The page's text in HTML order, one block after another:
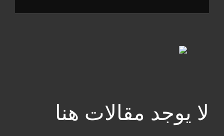
لا يوجد مقالات هنا